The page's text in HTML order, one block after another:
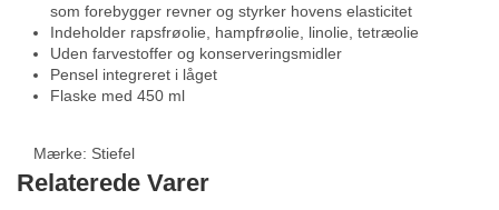
som forebygger revner og styrker hovens elasticitet
Indeholder rapsfrøolie, hampfrøolie, linolie, tetræolie
Uden farvestoffer og konserveringsmidler
Pensel integreret i låget
Flaske med 450 ml
Mærke: Stiefel
Relaterede Varer